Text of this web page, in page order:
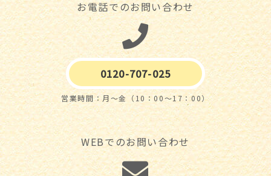
お電話でのお問い合わせ
0120-707-025
営業時間：月～金（10：00～17：00）
WEBでのお問い合わせ